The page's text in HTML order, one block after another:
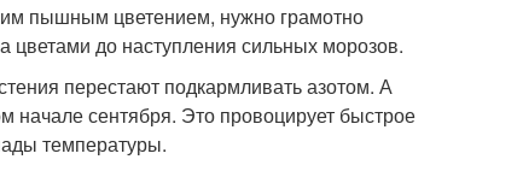
пышным цветением, нужно грамотно
цветами до наступления сильных морозов.
перестают подкармливать азотом. А
сентября. Это провоцирует быстрое
температуры.